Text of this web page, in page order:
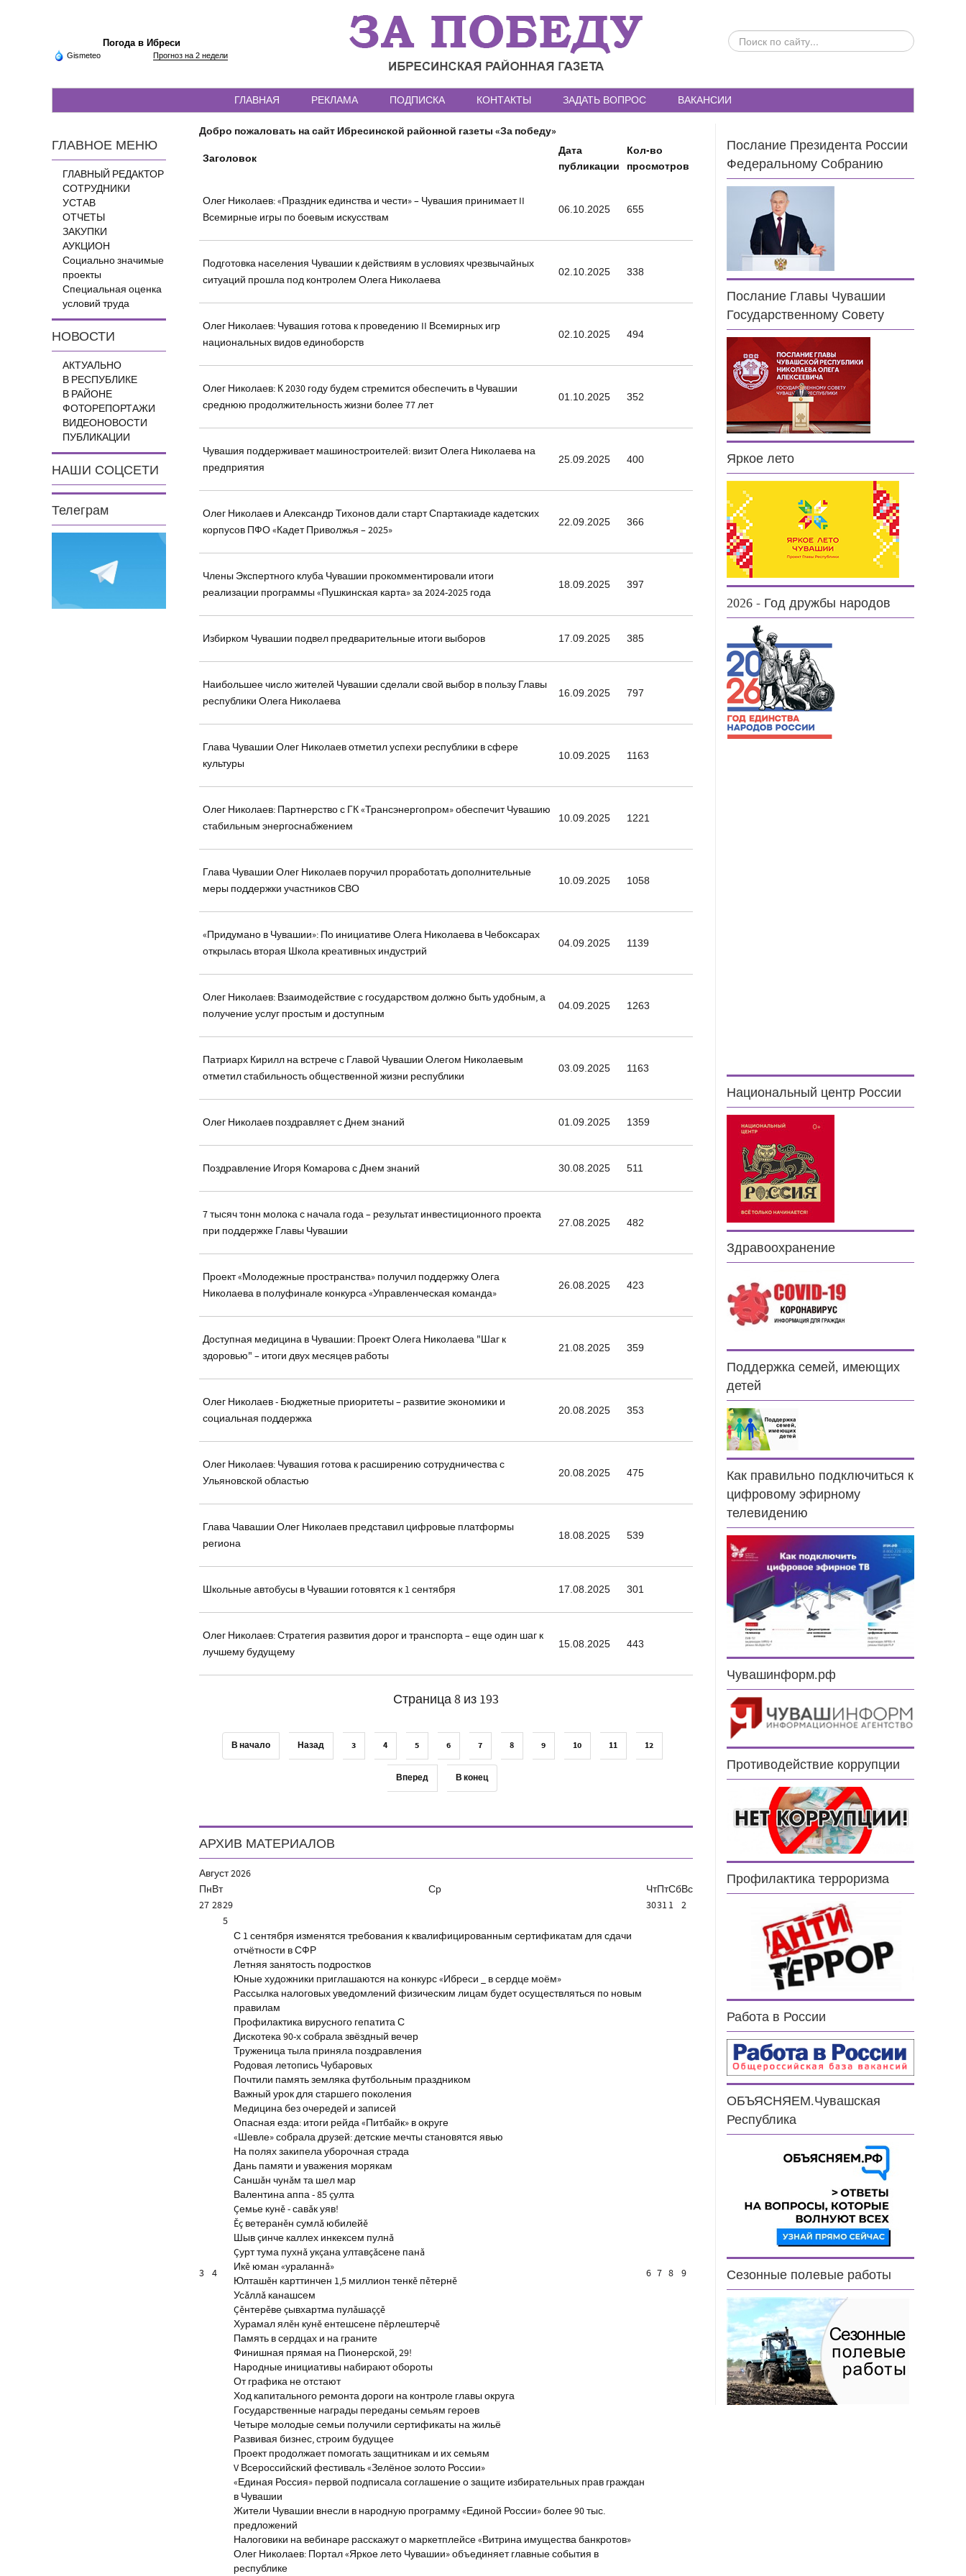
Погода в Ибреси
Gismeteo Прогноз на 2 недели
ПОИСК
ПО
ГЛАВНАЯ РЕКЛАМА ПОДПИСКА КОНТАКТЫ ЗАДАТЬ ВОПРОС ВАКАНСИИ
ГЛАВНОЕ МЕНЮ
ГЛАВНЫЙ РЕДАКТОР
СОТРУДНИКИ
УСТАВ
ОТЧЕТЫ
ЗАКУПКИ
АУКЦИОН
Социально значимые
проекты
Специальная оценка
условий труда
НОВОСТИ
АКТУАЛЬНО
В РЕСПУБЛИКЕ
В РАЙОНЕ
ФОТОРЕПОРТАЖИ
ВИДЕОНОВОСТИ
ПУБЛИКАЦИИ
НАШИ СОЦСЕТИ
Телеграм
Добро пожаловать на сайт Ибресинской районной газеты «За победу»
Заголовок
Дата
публикации
Кол-во
просмотров
Олег Николаев: «Праздник единства и чести» – Чувашия принимает II
Всемирные игры по боевым искусствам
06.10.2025 655
Подготовка населения Чувашии к действиям в условиях чрезвычайных
ситуаций прошла под контролем Олега Николаева
02.10.2025 338
Олег Николаев: Чувашия готова к проведению II Всемирных игр
национальных видов единоборств
02.10.2025 494
Олег Николаев: К 2030 году будем стремится обеспечить в Чувашии
среднюю продолжительность жизни более 77 лет
01.10.2025 352
Чувашия поддерживает машиностроителей: визит Олега Николаева на
предприятия
25.09.2025 400
Олег Николаев и Александр Тихонов дали старт Спартакиаде кадетских
корпусов ПФО «Кадет Приволжья – 2025»
22.09.2025 366
Члены Экспертного клуба Чувашии прокомментировали итоги
реализации программы «Пушкинская карта» за 2024-2025 года
18.09.2025 397
Избирком Чувашии подвел предварительные итоги выборов 17.09.2025 385
Наибольшее число жителей Чувашии сделали свой выбор в пользу Главы
республики Олега Николаева
16.09.2025 797
Глава Чувашии Олег Николаев отметил успехи республики в сфере
культуры
10.09.2025 1163
Олег Николаев: Партнерство с ГК «Трансэнергопром» обеспечит Чувашию
стабильным энергоснабжением
10.09.2025 1221
Глава Чувашии Олег Николаев поручил проработать дополнительные
меры поддержки участников СВО
10.09.2025 1058
«Придумано в Чувашии»: По инициативе Олега Николаева в Чебоксарах
открылась вторая Школа креативных индустрий
04.09.2025 1139
Олег Николаев: Взаимодействие с государством должно быть удобным, а
получение услуг простым и доступным
04.09.2025 1263
Патриарх Кирилл на встрече с Главой Чувашии Олегом Николаевым
отметил стабильность общественной жизни республики
03.09.2025 1163
Олег Николаев поздравляет с Днем знаний 01.09.2025 1359
Поздравление Игоря Комарова с Днем знаний 30.08.2025 511
7 тысяч тонн молока с начала года – результат инвестиционного проекта
при поддержке Главы Чувашии
27.08.2025 482
Проект «Молодежные пространства» получил поддержку Олега
Николаева в полуфинале конкурса «Управленческая команда»
26.08.2025 423
Доступная медицина в Чувашии: Проект Олега Николаева "Шаг к
здоровью" – итоги двух месяцев работы
21.08.2025 359
Олег Николаев - Бюджетные приоритеты – развитие экономики и
социальная поддержка
20.08.2025 353
Олег Николаев: Чувашия готова к расширению сотрудничества с
Ульяновской областью
20.08.2025 475
Глава Чавашии Олег Николаев представил цифровые платформы
региона
18.08.2025 539
Школьные автобусы в Чувашии готовятся к 1 сентября 17.08.2025 301
Олег Николаев: Стратегия развития дорог и транспорта – еще один шаг к
лучшему будущему
15.08.2025 443
Страница 8 из 193
В начало Назад 3 4 5 6 7 8 9 10 11 12
Вперед В конец
АРХИВ МАТЕРИАЛОВ
Август2026
ПнВт Ср ЧтПтСбВс
27 2829 30311 2
3 4
5
С 1 сентября изменятся требования к квалифицированным сертификатам для сдачи
отчётности в СФР
Летняя занятость подростков
Юные художники приглашаются на конкурс «Ибреси _ в сердце моём»
Рассылка налоговых уведомлений физическим лицам будет осуществляться по новым
правилам
Профилактика вирусного гепатита С
Дискотека 90-х собрала звёздный вечер
Труженица тыла приняла поздравления
Родовая летопись Чубаровых
Почтили память земляка футбольным праздником
Важный урок для старшего поколения
Медицина без очередей и записей
Опасная езда: итоги рейда «Питбайк» в округе
«Шевле» собрала друзей: детские мечты становятся явью
На полях закипела уборочная страда
Дань памяти и уважения морякам
Саншăн чунăм та шел мар
Валентина аппа - 85 çулта
Çемье кунĕ - савăк уяв!
Ĕç ветеранĕн сумлă юбилейĕ
Шыв çинче каллех инкексем пулнă
Çурт тума пухнă укçана ултавçăсене панă
Икĕ юман «ураланнă»
Юлташĕн карттинчен 1,5 миллион тенкĕ пĕтернĕ
Усăллă канашсем
Çĕнтерĕве çывхартма пулăшаççĕ
Хурамал ялĕн кунĕ ентешсене пĕрлештерчĕ
Память в сердцах и на граните
Финишная прямая на Пионерской, 29!
Народные инициативы набирают обороты
От графика не отстают
Ход капитального ремонта дороги на контроле главы округа
Государственные награды переданы семьям героев
Четыре молодые семьи получили сертификаты на жильё
Развивая бизнес, строим будущее
Проект продолжает помогать защитникам и их семьям
V Всероссийский фестиваль «Зелёное золото России»
«Единая Россия» первой подписала соглашение о защите избирательных прав граждан
в Чувашии
Жители Чувашии внесли в народную программу «Единой России» более 90 тыс.
предложений
Налоговики на вебинаре расскажут о маркетплейсе «Витрина имущества банкротов»
Олег Николаев: Портал «Яркое лето Чувашии» объединяет главные события в
республике
6 7 8 9
Послание Президента России
Федеральному Собранию
Послание Главы Чувашии
Государственному Совету
Яркое лето
2026 - Год дружбы народов
Национальный центр России
Здравоохранение
Поддержка семей, имеющих
детей
Как правильно подключиться к
цифровому эфирному
телевидению
Чувашинформ.рф
Противодействие коррупции
Профилактика терроризма
Работа в России
ОБЪЯСНЯЕМ.Чувашская
Республика
Сезонные полевые работы